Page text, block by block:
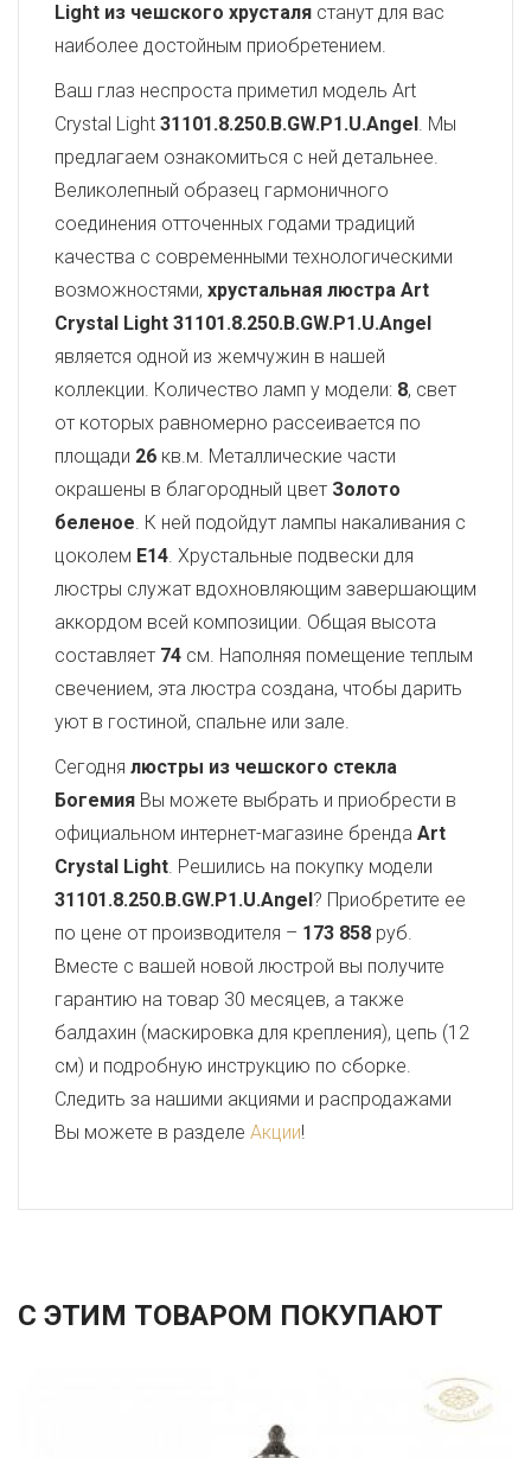
Light из чешского хрусталя станут для вас
наиболее достойным приобретением.
Ваш глаз неспроста приметил модель Art
Crystal Light 31101.8.250.B.GW.P1.U.Angel. Мы
предлагаем ознакомиться с ней детальнее.
Великолепный образец гармоничного
соединения отточенных годами традиций
качества с современными технологическими
возможностями, хрустальная люстра Art
Crystal Light 31101.8.250.B.GW.P1.U.Angel
является одной из жемчужин в нашей
коллекции. Количество ламп у модели: 8, свет
от которых равномерно рассеивается по
площади 26 кв.м. Металлические части
окрашены в благородный цвет Золото
беленое. К ней подойдут лампы накаливания с
цоколем E14. Хрустальные подвески для
люстры служат вдохновляющим завершающим
аккордом всей композиции. Общая высота
составляет 74 см. Наполняя помещение теплым
свечением, эта люстра создана, чтобы дарить
уют в гостиной, спальне или зале.
Сегодня люстры из чешского стекла
Богемия Вы можете выбрать и приобрести в
официальном интернет-магазине бренда Art
Crystal Light. Решились на покупку модели
31101.8.250.B.GW.P1.U.Angel? Приобретите ее
по цене от производителя – 173 858 руб.
Вместе с вашей новой люстрой вы получите
гарантию на товар 30 месяцев, а также
балдахин (маскировка для крепления), цепь (12
см) и подробную инструкцию по сборке.
Следить за нашими акциями и распродажами
Вы можете в разделе Акции!
С ЭТИМ ТОВАРОМ ПОКУПАЮТ